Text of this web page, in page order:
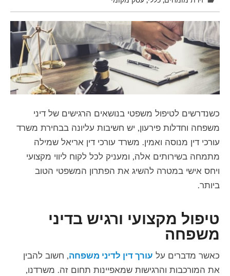
כשנדרשים לטיפול משפטי בנושאים הרגישים של דיני
משפחה וחדלות פירעון, יש חשיבות עליונה בבחירת משרד
עורכי דין מנוסה ואמין. משרד עורכי דין אריאל שמילה
מתמחה בשירותים אלה, ומעניק לכל לקוח ליווי מקצועי
ויחס אישי במטרה להשיג את הפתרון המשפטי הטוב
ביותר.
טיפול מקצועי ורגיש בדיני
משפחה
כאשר מדברים על עורך דין לדיני משפחה, חשוב להבין
את המורכבות והרגישות שמאפיינות תחום זה. משרדנו,